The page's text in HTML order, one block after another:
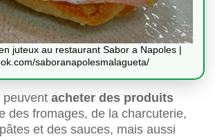
juteux au restaurant Sabor a Napoles |
saboranapolesmalagueta/
peuvent acheter des produits
des fromages, de la charcuterie,
et des sauces, mais aussi